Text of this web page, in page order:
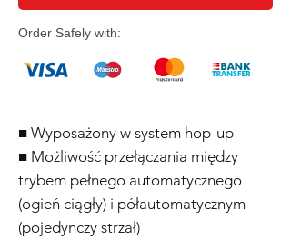
Order Safely with:
■ Wyposażony w system hop-up
■ Możliwość przełączania między
trybem pełnego automatycznego
(ogień ciągły) i półautomatycznym
(pojedynczy strzał)